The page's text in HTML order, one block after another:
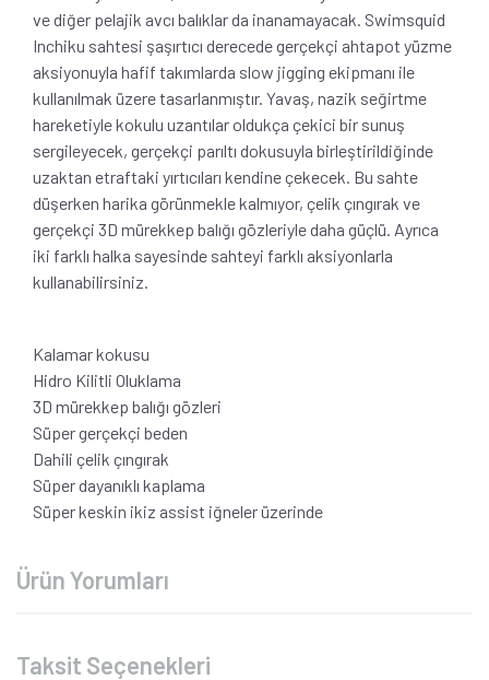
ve diğer pelajik avcı balıklar da inanamayacak. Swimsquid
Inchiku sahtesi şaşırtıcı derecede gerçekçi ahtapot yüzme
aksiyonuyla hafif takımlarda slow jigging ekipmanı ile
kullanılmak üzere tasarlanmıştır. Yavaş, nazik seğirtme
hareketiyle kokulu uzantılar oldukça çekici bir sunuş
sergileyecek, gerçekçi parıltı dokusuyla birleştirildiğinde
uzaktan etraftaki yırtıcıları kendine çekecek. Bu sahte
düşerken harika görünmekle kalmıyor, çelik çıngırak ve
gerçekçi 3D mürekkep balığı gözleriyle daha güçlü. Ayrıca
iki farklı halka sayesinde sahteyi farklı aksiyonlarla
kullanabilirsiniz.
Kalamar kokusu
Hidro Kilitli Oluklama
3D mürekkep balığı gözleri
Süper gerçekçi beden
Dahili çelik çıngırak
Süper dayanıklı kaplama
Süper keskin ikiz assist iğneler üzerinde
Ürün Yorumları
Taksit Seçenekleri